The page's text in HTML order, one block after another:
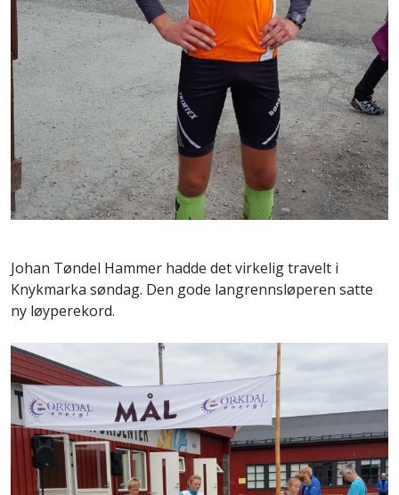
Johan Tøndel Hammer hadde det virkelig travelt i
Knykmarka søndag. Den gode langrennsløperen satte
ny løyperekord.